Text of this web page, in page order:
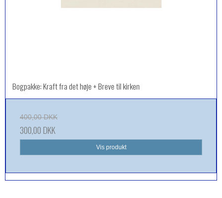
Bogpakke: Kraft fra det høje + Breve til kirken
400,00 DKK
300,00 DKK
Vis produkt